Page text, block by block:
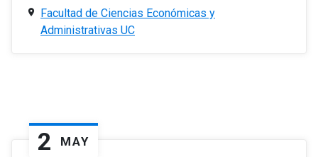
Facultad de Ciencias Económicas y
Administrativas UC
2 MAY